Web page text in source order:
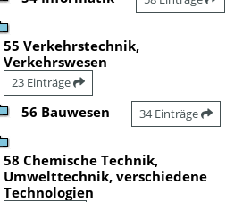
55 Verkehrstechnik,
Verkehrswesen
23 Einträge
56 Bauwesen 34 Einträge
58 Chemische Technik,
Umwelttechnik, verschiedene
Technologien